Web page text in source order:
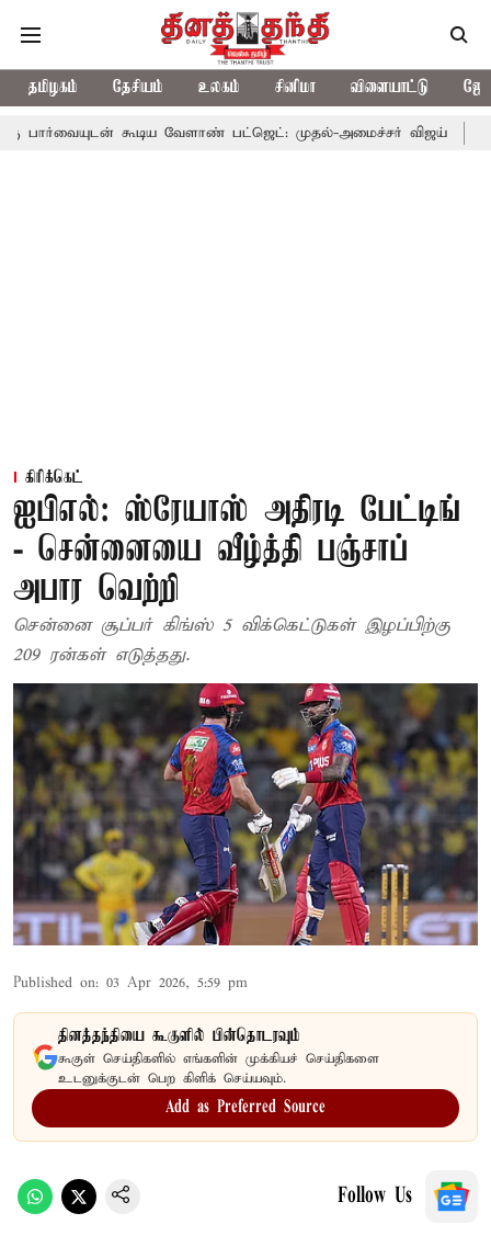
தமிழகம் தேசியம் உலகம் சினிமா விளையாட்டு
கூடிய வேளாண் பட்ஜெட்: முதல்-அமைச்சர் விஜய் தமிழக
கிரிக்கெட்
ஐபிஎல்: ஸ்ரேயாஸ் அதிரடி பேட்டிங்
- சென்னையை வீழ்த்தி பஞ்சாப்
அபார வெற்றி
சென்னை சூப்பர் கிங்ஸ் 5 விக்கெட்டுகள் இழப்பிற்கு
209 ரன்கள் எடுத்தது.
Published on: 03 Apr 2026, 5:59 pm
தினத்தந்தியை கூகுளில் பின்தொடரவும்
கூகுள் செய்திகளில் எங்களின் முக்கியச் செய்திகளை
உடனுக்குடன் பெற கிளிக் செய்யவும்.
Add as Preferred Source
Follow Us